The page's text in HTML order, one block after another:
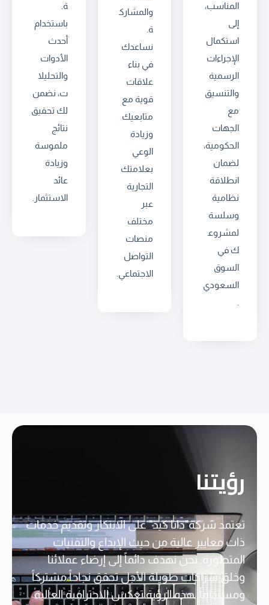
المناسب،
إلى
استكمال
الإجراءات
الرسمية
والتنسيق
مع
الجهات
الحكومية،
لضمان
انطلاقة
نظامية
وسلسة
لمشروع
ك في
السوق
السعودي
والمشارك
ة.
نساعدك
في بناء
علاقات
قوية مع
متابعيك
وزيادة
الوعي
بعلامتك
التجارية
عبر
مختلف
منصات
التواصل
الاجتماعي.
ة.
باستخدام
أحدث
الأدوات
والتحليلا
ت، نضمن
لك تحقيق
نتائج
ملموسة
وزيادة
عائد
الاستثمار.
رؤيتنا
تعتمد شركة"داتا كيد" على الابتكار وتقديم خدمات
ذات معايير عالية من حيث الإبداع والتقنيات
المتطورة. نحن نهدف دائماً إلى إرضاء عملائنا
وخلق شراكات طويلة الأجل تحقق نجاحاً مشتركاً
ومستداماً. هذه الرؤية تعكس الاحترافية العالية